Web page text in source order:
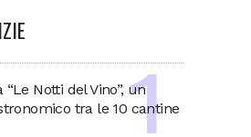
Notti del Vino”, un
tra le 10 cantine